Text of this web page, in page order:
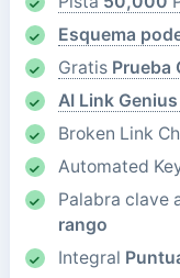
Esquema
Gratis Prueba
AI Link Genius
Broken Link
Automated
Palabra clave
rango
Integral